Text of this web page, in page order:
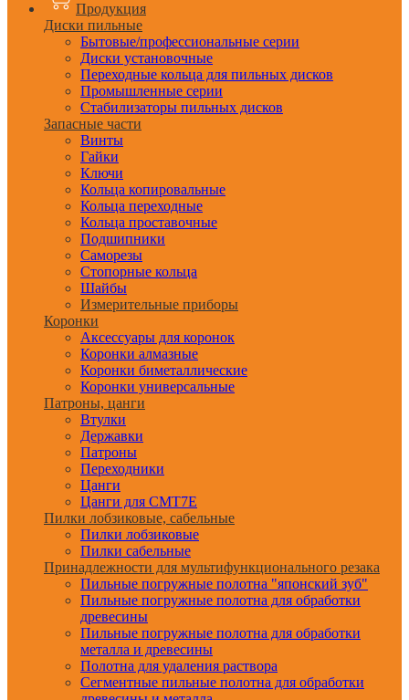
Продукция
Диски пильные
Бытовые/профессиональные серии
Диски установочные
Переходные кольца для пильных дисков
Промышленные серии
Стабилизаторы пильных дисков
Запасные части
Винты
Гайки
Ключи
Кольца копировальные
Кольца переходные
Кольца проставочные
Подшипники
Саморезы
Стопорные кольца
Шайбы
Измерительные приборы
Коронки
Аксессуары для коронок
Коронки алмазные
Коронки биметаллические
Коронки универсальные
Патроны, цанги
Втулки
Державки
Патроны
Переходники
Цанги
Цанги для CMT7E
Пилки лобзиковые, сабельные
Пилки лобзиковые
Пилки сабельные
Принадлежности для мультифункционального резака
Пильные погружные полотна "японский зуб"
Пильные погружные полотна для обработки
древесины
Пильные погружные полотна для обработки
металла и древесины
Полотна для удаления раствора
Сегментные пильные полотна для обработки